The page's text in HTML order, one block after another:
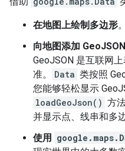
在地图上绘制多边形。
向地图添加
GeoJSON 是互联网
准。
Data 类按照
您能够轻松显示
loadGeoJson() 方
并显示点、线串和多边
使用